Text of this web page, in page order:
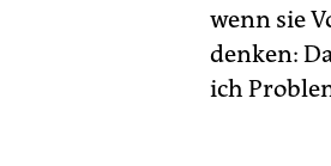
wenn sie
denken:
ich